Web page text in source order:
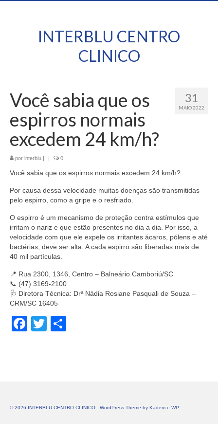
INTERBLU CENTRO
CLINICO
31
MAIO 2022
Você sabia que os
espirros normais
excedem 24 km/h?
por interblu | | 0
Você sabia que os espirros normais excedem 24 km/h?
Por causa dessa velocidade muitas doenças são transmitidas
pelo espirro, como a gripe e o resfriado.
O espirro é um mecanismo de proteção contra estímulos que
irritam o nariz e que estão presentes no dia a dia. Por isso, a
velocidade com que ele expele os irritantes ácaros, pólens e até
bactérias, deve ser alta. A cada espirro são liberadas mais de
40 mil partículas.
📍 Rua 2300, 1346, Centro – Balneário Camboriú/SC
📞 (47) 3169-2100
🩺 Diretora Técnica: Drª Nádia Rosiane Pasquali de Souza –
CRM/SC 16405
Facebook
Twitter
© 2026 INTERBLU CENTRO CLINICO - WordPress Theme by Kadence WP